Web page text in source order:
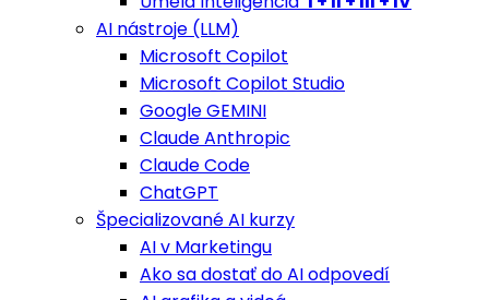
AI nástroje (LLM)
Microsoft Copilot
Microsoft Copilot Studio
Google GEMINI
Claude Anthropic
Claude Code
ChatGPT
Špecializované AI kurzy
AI v Marketingu
Ako sa dostať do AI odpovedí